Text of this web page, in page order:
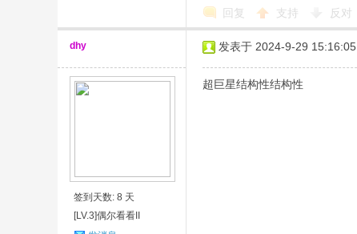
回复 支持 反对
dhy
签到天数: 8 天
[LV.3]偶尔看看II
发表于 2024-9-29 15:16:05
超巨星结构性结构性